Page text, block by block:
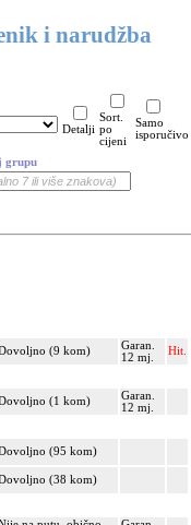
i narudžba
Detalji
Sort.
po
cijeni
Samo
isporučivo
grupu
(9 kom)
Garan.
12 mj.
Hit.
(1 kom)
Garan.
12 mj.
(95 kom)
(38 kom)